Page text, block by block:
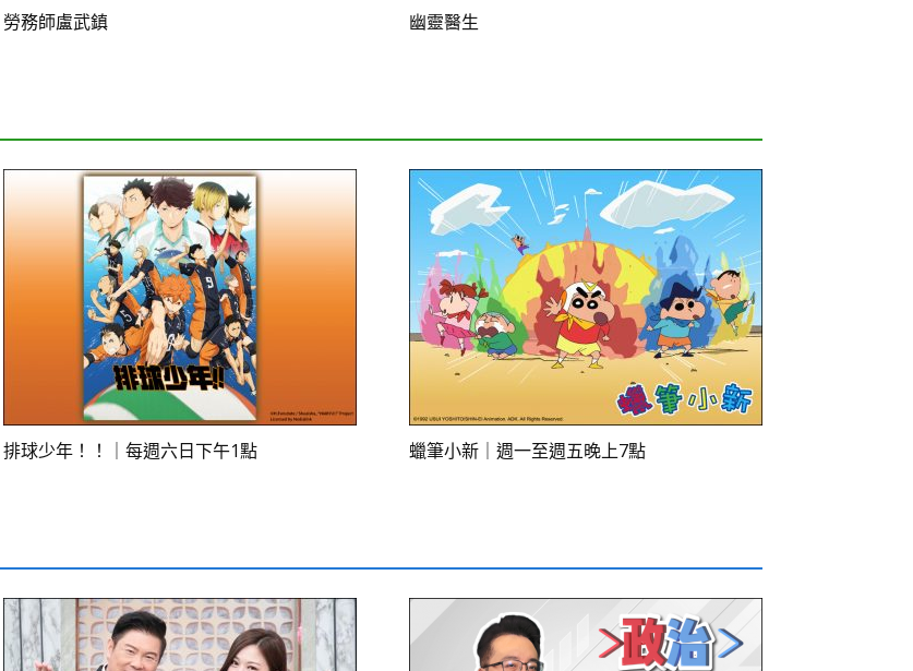
勞務師盧武鎮 幽靈醫生
排球少年！！｜每週六日下午1點 蠟筆小新｜週一至週五晚上7點